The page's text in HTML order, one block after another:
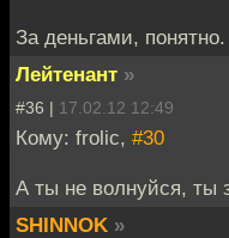
За деньгами, понятно.
Лейтенант »
#36 | 17.02.12 12:49
Кому: frolic, #30
А ты не волнуйся, ты
SHINNOK »